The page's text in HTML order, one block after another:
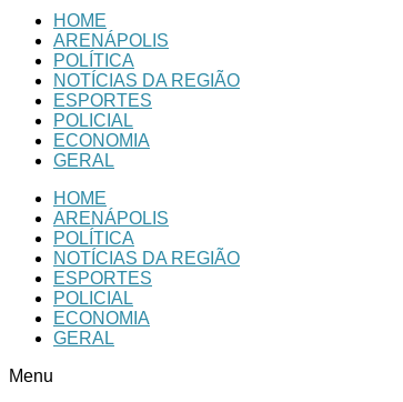
HOME
ARENÁPOLIS
POLÍTICA
NOTÍCIAS DA REGIÃO
ESPORTES
POLICIAL
ECONOMIA
GERAL
HOME
ARENÁPOLIS
POLÍTICA
NOTÍCIAS DA REGIÃO
ESPORTES
POLICIAL
ECONOMIA
GERAL
Menu